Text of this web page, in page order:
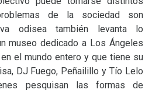
de la sociedad son
odisea también levanta lo
museo dedicado a Los Ángeles
el mundo entero y que tiene su
DJFuego, Peñailillo y Tío Lelo
pesquisan las formas de